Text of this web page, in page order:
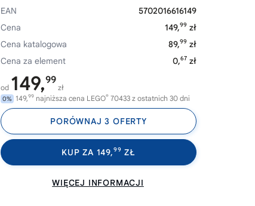
EAN
5702016616149
Cena
149,99 zł
Cena katalogowa
89,99 zł
Cena za element
0,67 zł
od 149,99
zł
0% 149,99 najniższa cena LEGO® 70433 z ostatnich 30 dni
PORÓWNAJ 3 OFERTY
KUP ZA 149,99 ZŁ
WIĘCEJ INFORMACJI